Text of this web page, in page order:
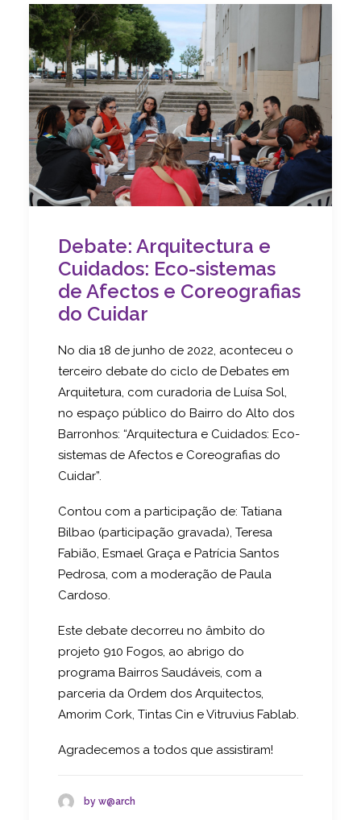
Debate: Arquitectura e
Cuidados: Eco-sistemas
de Afectos e Coreografias
do Cuidar
No dia 18 de junho de 2022, aconteceu o
terceiro debate do ciclo de Debates em
Arquitetura, com curadoria de Luísa Sol,
no espaço público do Bairro do Alto dos
Barronhos: “Arquitectura e Cuidados: Eco-
sistemas de Afectos e Coreografias do
Cuidar”.
Contou com a participação de: Tatiana
Bilbao (participação gravada), Teresa
Fabião, Esmael Graça e Patrícia Santos
Pedrosa, com a moderação de Paula
Cardoso.
Este debate decorreu no âmbito do
projeto 910 Fogos, ao abrigo do
programa Bairros Saudáveis, com a
parceria da Ordem dos Arquitectos,
Amorim Cork, Tintas Cin e Vitruvius Fablab.
Agradecemos a todos que assistiram!
by w@arch